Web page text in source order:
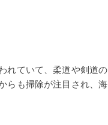
れていて、柔道や剣道の
らも掃除が注目され、海